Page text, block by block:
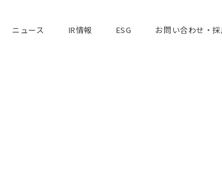
ニュース IR情報 ESG お問い合わせ・採